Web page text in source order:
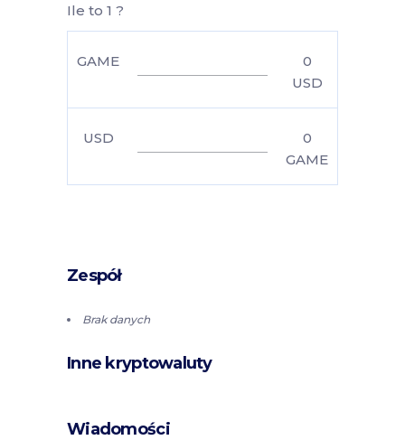
Ile to 1 ?
GAME
0
USD
USD
0
GAME
Zespół
Brak danych
Inne kryptowaluty
Wiadomości